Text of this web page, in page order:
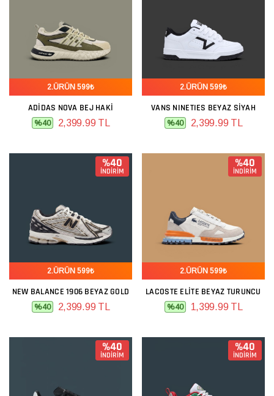
2.ÜRÜN 599₺
ADIDAS NOVA BEJ HAKI
%40 2,399.99 TL
2.ÜRÜN 599₺
VANS NINETIES BEYAZ SIYAH
%40 2,399.99 TL
%40
İNDİRİM
2.ÜRÜN 599₺
NEW BALANCE 1906 BEYAZ GOLD
%40 2,399.99 TL
%40
İNDİRİM
2.ÜRÜN 599₺
LACOSTE ELITE BEYAZ TURUNCU
%40 1,399.99 TL
%40
İNDİRİM
%40
İNDİRİM